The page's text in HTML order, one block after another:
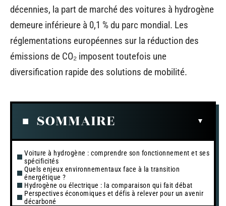
décennies, la part de marché des voitures à hydrogène
demeure inférieure à 0,1 % du parc mondial. Les
réglementations européennes sur la réduction des
émissions de CO₂ imposent toutefois une
diversification rapide des solutions de mobilité.
SOMMAIRE
Voiture à hydrogène : comprendre son fonctionnement et ses
spécificités
Quels enjeux environnementaux face à la transition
énergétique ?
Hydrogène ou électrique : la comparaison qui fait débat
Perspectives économiques et défis à relever pour un avenir
décarboné